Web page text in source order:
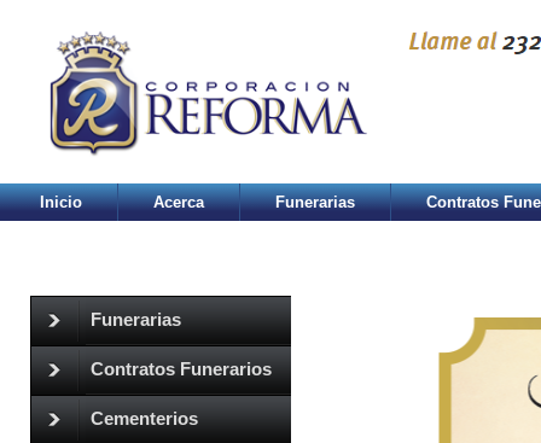
Inicio Acerca Funerarias Contratos
Funerarias
Contratos Funerarios
Cementerios